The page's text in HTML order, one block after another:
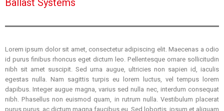
Lorem ipsum dolor sit amet, consectetur adipiscing elit. Maecenas a odio
id purus finibus rhoncus eget dictum leo. Pellentesque ornare sollicitudin
nibh sit amet suscipit. Sed urna augue, ultricies non sapien id, iaculis
egestas nulla. Nam sagittis turpis eu lorem luctus, vel tempus lorem
dapibus. Integer augue magna, varius sed nulla nec, interdum consequat
nibh. Phasellus non euismod quam, in rutrum nulla. Vestibulum placerat